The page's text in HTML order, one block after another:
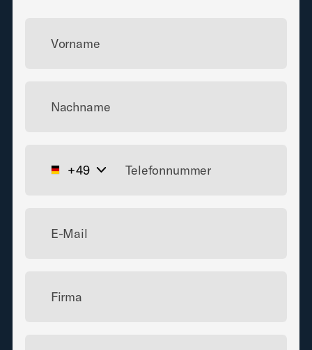
Vorname
Nachname
+49
E-Mail
Firma